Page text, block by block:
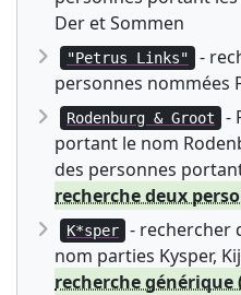
Der et Sommen
"Petrus Links"
-
personnes nommées
Rodenburg & Groot
-
portant le nom
des personnes
recherche deux
K*sper
- rechercher
nom parties Kysper,
recherche générique